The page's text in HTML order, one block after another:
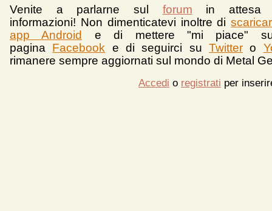
Venite a parlarne sul forum in attesa
informazioni! Non dimenticatevi inoltre di
app Android
e di mettere "mi piace"
pagina Facebook e di seguirci suTwitter o
rimanere sempre aggiornati sul mondo di Metal
Accedi o registrati per